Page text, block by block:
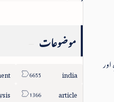
موضوعات
india
article